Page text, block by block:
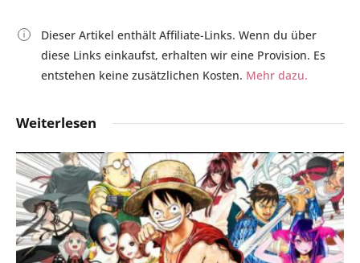
Dieser Artikel enthält Affiliate-Links. Wenn du über
diese Links einkaufst, erhalten wir eine Provision. Es
entstehen keine zusätzlichen Kosten. Mehr dazu.
Weiterlesen